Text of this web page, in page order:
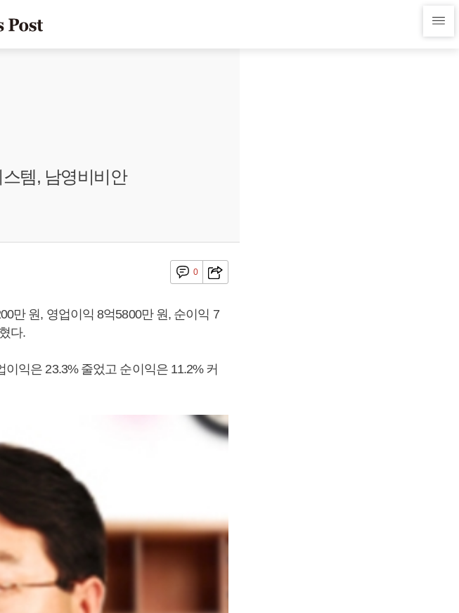
템, 남영비비안
0
만 원, 영업이익 8억5800만 원, 순이익 7
다.
익은 23.3% 줄었고 순이익은 11.2% 커